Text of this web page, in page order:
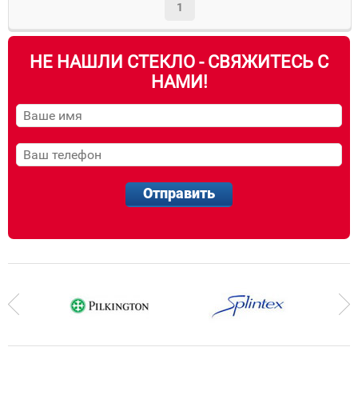
1
НЕ НАШЛИ СТЕКЛО - СВЯЖИТЕСЬ С
НАМИ!
Отправить